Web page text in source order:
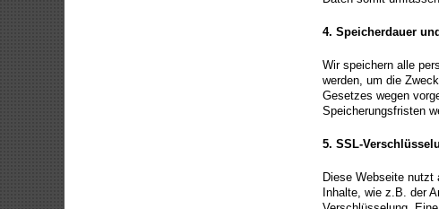
4. Speicherdauer
Wir speichern alle
werden, um die
Gesetzes wegen
Speicherungsfristen
5. SSL-
Diese Webseite nutzt
Inhalte, wie z.B. der